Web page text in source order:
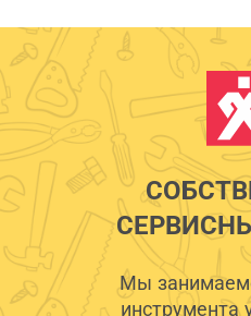
Мы
инструмента